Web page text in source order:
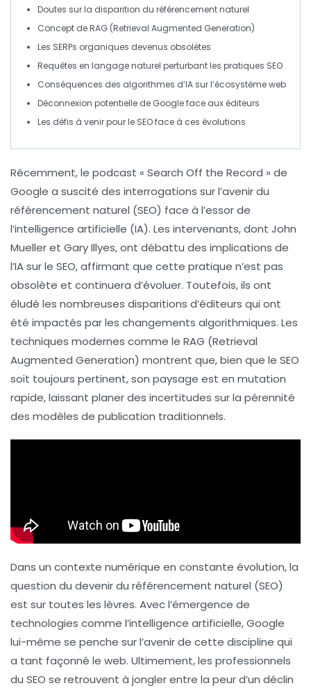
Doutes sur la disparition du référencement naturel
Concept deRAG (Retrieval Augmented Generation)
Les SERPs organiques devenus obsolètes
Requêtes en langage naturel perturbant les pratiques SEO
Conséquences des algorithmes d’IA sur l’écosystème web
Déconnexion potentielle de Google face aux éditeurs
Les défis à venir pour le SEOface à ces évolutions
Récemment, le podcast « Search Off the Record » de
Google a suscité des interrogations sur l’avenir du
référencement naturel (SEO) face à l’essor de
l’intelligence artificielle (IA). Les intervenants, dont John
Mueller et Gary Illyes, ont débattu des implications de
l’IA sur le SEO, affirmant que cette pratique n’est pas
obsolète et continuera d’évoluer. Toutefois, ils ont
éludé les nombreuses disparitions d’éditeurs qui ont
été impactés par les changements algorithmiques. Les
techniques modernes comme le RAG (Retrieval
Augmented Generation) montrent que, bien que le SEO
soit toujours pertinent, son paysage est en mutation
rapide, laissant planer des incertitudes sur la pérennité
des modèles de publication traditionnels.
Dans un contexte numérique en constante évolution, la
question du devenir du référencement naturel (SEO)
est sur toutes les lèvres. Avec l’émergence de
technologies comme l’intelligence artificielle, Google
lui-même se penche sur l’avenir de cette discipline qui
a tant façonné le web. Ultimement, les professionnels
du SEO se retrouvent à jongler entre la peur d’un déclin